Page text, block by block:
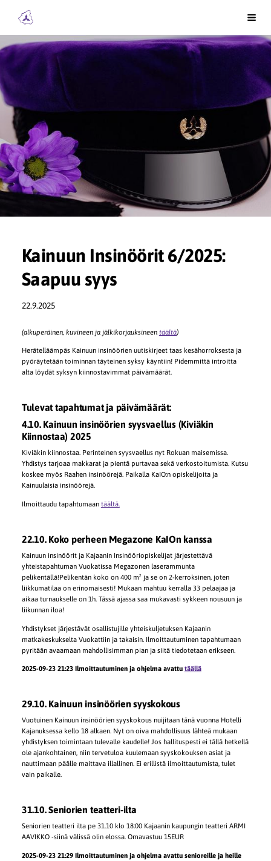
sivunKainuun Insinöörit ry
Kainuun Insinöörit 6/2025:
Saapuu syys
22.9.2025
(alkuperäinen, kuvineen ja jälkikorjauksineen täältä)
Herätelläämpäs Kainuun insinöörien uutiskirjeet taas kesähorroksesta ja
pyöräytetään toiminnan täyteinen syksy käyntiin! Pidemmittä introitta
alta löydät syksyn kiinnostavimmat päivämäärät.
Tulevat tapahtumat ja päivämäärät:
4.10. Kainuun insinöörien syysvaellus (Kiviäkin
Kiinnostaa) 2025
Kiviäkin kiinnostaa. Perinteinen syysvaellus nyt Rokuan maisemissa.
Yhdistys tarjoaa makkarat ja pientä purtavaa sekä verkostoitumista. Kutsu
koskee myös Raahen insinöörejä. Paikalla KaIO:n opiskelijoita ja
Kainuulaisia insinöörejä.
Ilmoittaudu tapahtumaan täältä.
22.10. Koko perheen Megazone KaIOn kanssa
Kainuun insinöörit ja Kajaanin Insinööriopiskelijat järjestettävä
yhteistapahtuman Vuokatissa Megazonen laserammunta
pelikentällä!Pelikentän koko on 400 m² ja se on 2-kerroksinen, joten
liikkumatilaa on erinomaisesti! Mukaan mahtuu kerralla 33 pelaajaa ja
aikaa turnaukselle on 1h. Tässä ajassa saa mukavasti sykkeen nousuun ja
liikunnan iloa!
Yhdistykset järjestävät osallistujille yhteiskuljetuksen Kajaanin
matkakeskukselta Vuokattiin ja takaisin. Ilmoittautuminen tapahtumaan
pyritään avaamaan mahdollisimman pian ja siitä tiedotetaan erikseen.
2025-09-23 21:23 Ilmoittautuminen ja ohjelma avattu täällä
29.10. Kainuun insinöörien syyskokous
Vuotuinen Kainuun insinöörien syyskokous nuijitaan tänä vuonna Hotelli
Kajanuksessa kello 18 alkaen. Nyt on oiva mahdollisuus lähteä mukaan
yhdistyksen toimintaan tulevalle kaudelle! Jos hallituspesti ei tällä hetkellä
ole ajankohtainen, niin tervetuloa kuulemaan syyskokouksen asiat ja
nauttimaan päälle maittava illallinen. Ei erillistä ilmoittautumista, tulet
vain paikalle.
31.10. Seniorien teatteri-ilta
Seniorien teatteri ilta pe 31.10 klo 18:00 Kajaanin kaupungin teatteri ARMI
AAVIKKO -siinä välissä olin elossa. Omavastuu 15EUR
2025-09-23 21:29 Ilmoittautuminen ja ohjelma avattu senioreille ja heille